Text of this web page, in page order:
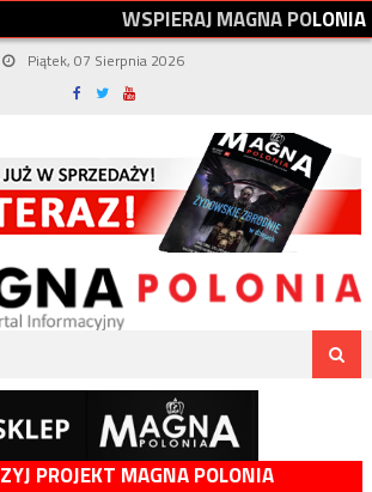
WSPIERAJMAGNAPOLONIA
Piątek, 07 Sierpnia 2026
PROJEKT MAGNA POLONIA